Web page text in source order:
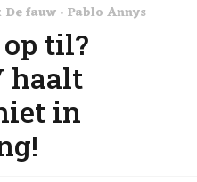
fauw Pablo Annys
til?
haalt
in